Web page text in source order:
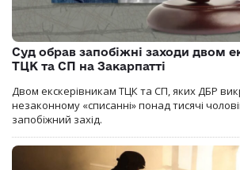
Суд обрав запобіжні заходи двом
ТЦК та СП на Закарпатті
Двом екскерівникам ТЦК та СП, яких ДБР
незаконному «списанні» понад тисячі
запобіжний захід.